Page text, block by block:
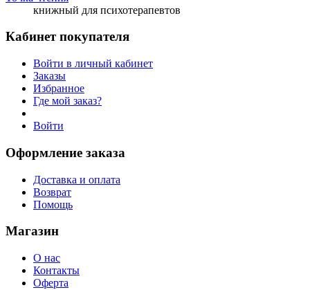
книжный для психотерапевтов
Кабинет покупателя
Войти в личный кабинет
Заказы
Избранное
Где мой заказ?
Войти
Оформление заказа
Доставка и оплата
Возврат
Помощь
Магазин
О нас
Контакты
Оферта